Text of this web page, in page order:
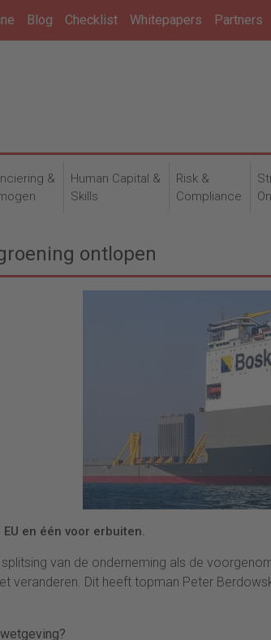
Blog Checklist Whitepapers Partners
&
Human Capital &
Skills
Risk &
Compliance
ontlopen
en één voor erbuiten.
van de onderneming als de
veranderen. Dit heeft topman Peter